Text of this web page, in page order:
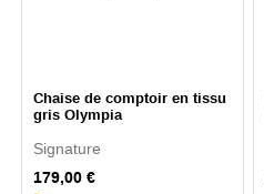
Chaise de comptoir en tissu
gris Olympia
Signature
179,00 €